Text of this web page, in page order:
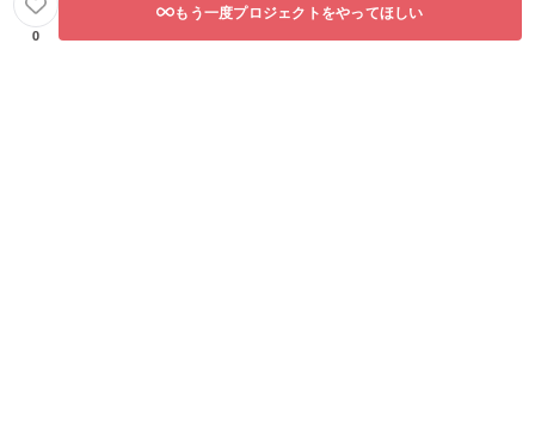
0
もう一度プロジェクトをやってほしい